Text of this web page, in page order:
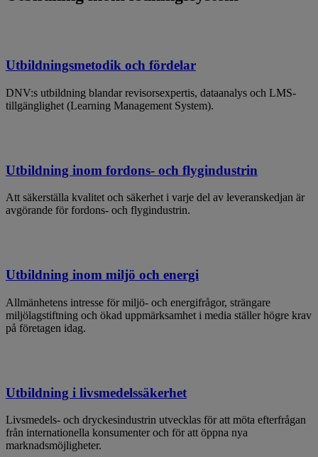
Utbildningsmetodik och fördelar
DNV:s utbildning blandar revisorsexpertis, dataanalys och LMS-
tillgänglighet (Learning Management System).
Utbildning inom fordons- och flygindustrin
Att säkerställa kvalitet och säkerhet i varje del av leveranskedjan är
avgörande för fordons- och flygindustrin.
Utbildning inom miljö och energi
Allmänhetens intresse för miljö- och energifrågor, strängare
miljölagstiftning och ökad uppmärksamhet i media ställer högre krav
på företagen idag.
Utbildning i livsmedelssäkerhet
Livsmedels- och dryckesindustrin utvecklas för att möta efterfrågan
från internationella konsumenter och för att öppna nya
marknadsmöjligheter.